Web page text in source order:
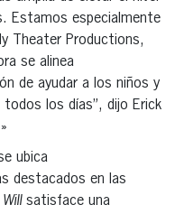
Estamos especialmente
Theater Productions,
se alinea
de ayudar a los niños y
todos los días”, dijo Erick
ubica
destacados en las
satisface una